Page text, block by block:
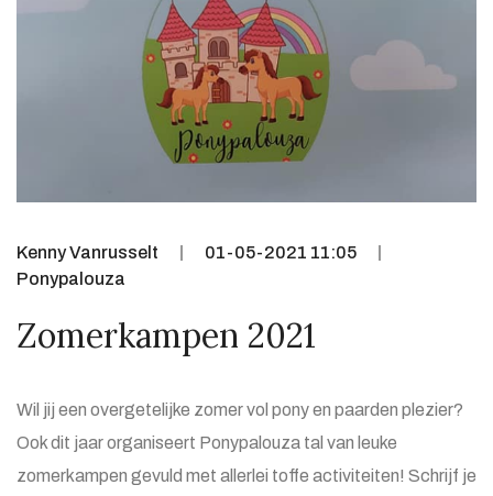
Kenny Vanrusselt
01-05-2021 11:05
Ponypalouza
Zomerkampen 2021
Wil jij een overgetelijke zomer vol pony en paarden plezier?
Ook dit jaar organiseert Ponypalouza tal van leuke
zomerkampen gevuld met allerlei toffe activiteiten! Schrijf je